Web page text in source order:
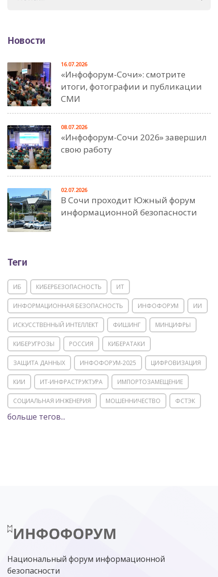
Новости
«Инфофорум-Сочи»: смотрите
итоги, фотографии и публикации
СМИ
16.07.2026
«Инфофорум-Сочи 2026» завершил
свою работу
08.07.2026
В Сочи проходит Южный форум
информационной безопасности
02.07.2026
Теги
ИБ КИБЕРБЕЗОПАСНОСТЬ ИТ
ИНФОРМАЦИОННАЯ БЕЗОПАСНОСТЬ ИНФОФОРУМ ИИ
ИСКУССТВЕННЫЙ ИНТЕЛЛЕКТ ФИШИНГ МИНЦИФРЫ
КИБЕРУГРОЗЫ РОССИЯ КИБЕРАТАКИ
ЗАЩИТА ДАННЫХ ИНФОФОРУМ-2025 ЦИФРОВИЗАЦИЯ
КИИ ИТ-ИНФРАСТРУКТУРА ИМПОРТОЗАМЕЩЕНИЕ
СОЦИАЛЬНАЯ ИНЖЕНЕРИЯ МОШЕННИЧЕСТВО ФСТЭК
POSITIVE TECHNOLOGIES
МИНЦИФРЫ РОССИИ NGFW
больше тегов...
Национальный форум информационной
безопасности